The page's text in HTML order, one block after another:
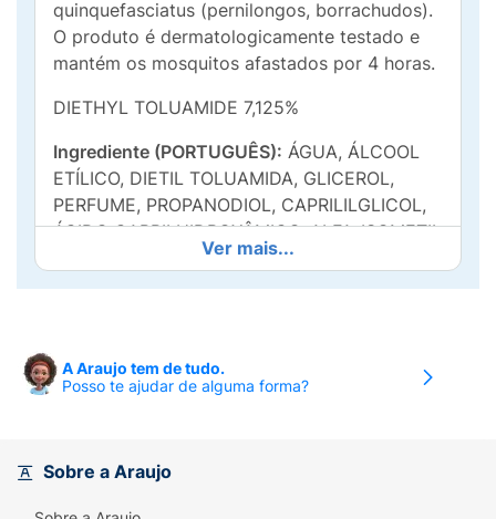
quinquefasciatus (pernilongos, borrachudos).
O produto é dermatologicamente testado e
mantém os mosquitos afastados por 4 horas.
DIETHYL TOLUAMIDE 7,125%
Ingrediente (PORTUGUÊS): ÁGUA, ÁLCOOL
ETÍLICO, DIETIL TOLUAMIDA, GLICEROL,
PERFUME, PROPANODIOL, CAPRILILGLICOL,
ÁCIDO CAPRILHIDROXÂMICO, ALFA-ISOMETIL
IONONA, HIDROXICITRONELAL, LIMONENO,
LINALOL.Ingrediente Ativo:DIETIL
Modo de usar:
Com o corpo seco, aplique o Spray Repelente
fechados. Não aplicar por baixo de roupas.
Aplicar nas áreas expostas somente quando
Ver mais...
A Araujo tem de tudo.
Posso te ajudar de alguma forma?
Sobre a Araujo